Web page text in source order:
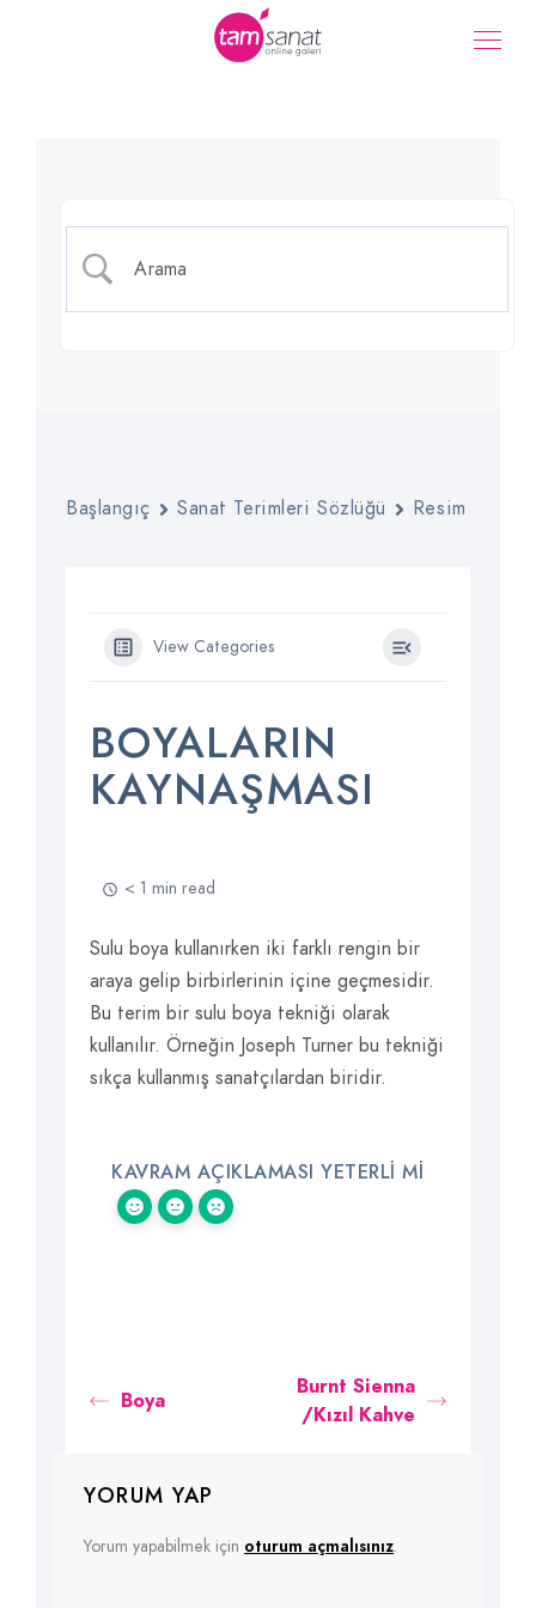
Boyaların Kaynaşması
Başlangıç Sanat Terimleri Sözlüğü Resim
View Categories
BOYALARIN
KAYNAŞMASI
< 1 min read
Sulu boya kullanırken iki farklı rengin bir
araya gelip birbirlerinin içine geçmesidir.
Bu terim bir sulu boya tekniği olarak
kullanılır. Örneğin Joseph Turner bu tekniği
sıkça kullanmış sanatçılardan biridir.
KAVRAM AÇIKLAMASI YETERLI MI
Boya
Burnt Sienna
/Kızıl Kahve
YORUM YAP
Yorum yapabilmek için oturum açmalısınız.